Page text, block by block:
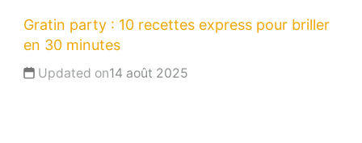
Gratin party : 10 recettes express pour briller
en 30 minutes
Updated on14 août 2025